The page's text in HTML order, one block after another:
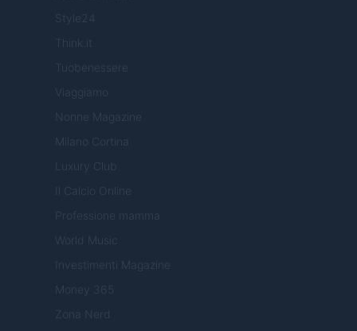
Style24
Think.it
Tuobenessere
Viaggiamo
Nonne Magazine
Milano Cortina
Luxury Club
Il Calcio Online
Professione mamma
World Music
Investimenti Magazine
Money 365
Zona Nerd